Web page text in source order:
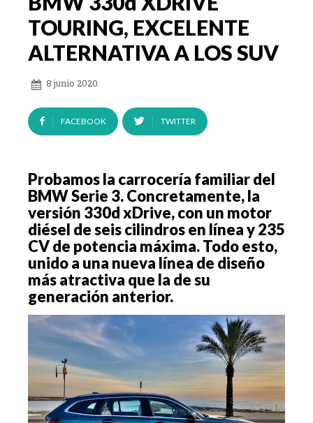
TOURING, EXCELENTE
ALTERNATIVA A LOS SUV
8 junio 2020
FACEBOOK TWITTER
Probamos la carrocería familiar del
BMW Serie 3. Concretamente, la
versión 330d xDrive, con un motor
diésel de seis cilindros en línea y 235
CV de potencia máxima. Todo esto,
unido a una nueva línea de diseño
más atractiva que la de su
generación anterior.